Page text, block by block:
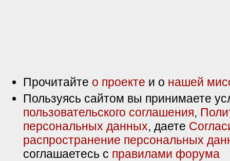
Прочитайте о проекте и о нашей
Пользуясь сайтом вы принимаете
пользовательского соглашения,
персональных данных, даете
распространение персональных
соглашаетесь с правилами форума